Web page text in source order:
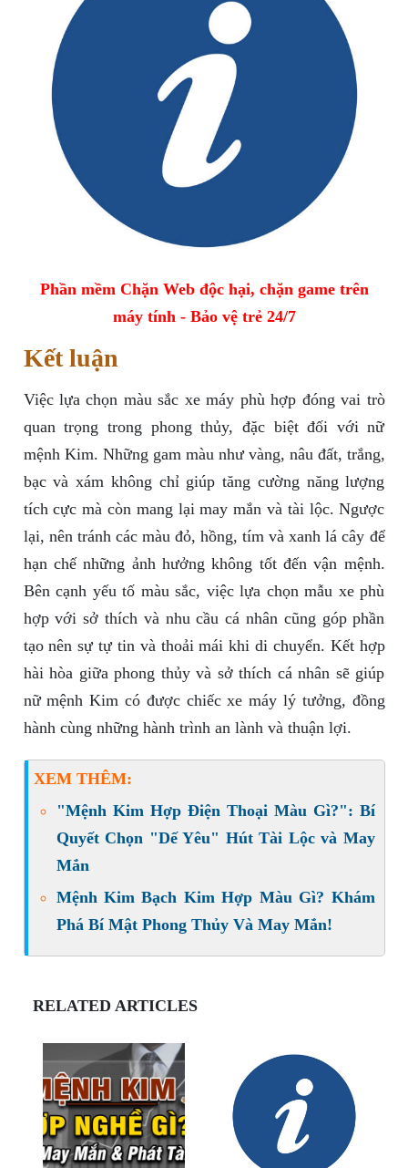
Phần mềm Chặn Web độc hại, chặn game trên
máy tính - Bảo vệ trẻ 24/7
Kết luận
Việc lựa chọn màu sắc xe máy phù hợp đóng vai trò
quan trọng trong phong thủy, đặc biệt đối với nữ
mệnh Kim. Những gam màu như vàng, nâu đất, trắng,
bạc và xám không chỉ giúp tăng cường năng lượng
tích cực mà còn mang lại may mắn và tài lộc. Ngược
lại, nên tránh các màu đỏ, hồng, tím và xanh lá cây để
hạn chế những ảnh hưởng không tốt đến vận mệnh.
Bên cạnh yếu tố màu sắc, việc lựa chọn mẫu xe phù
hợp với sở thích và nhu cầu cá nhân cũng góp phần
tạo nên sự tự tin và thoải mái khi di chuyển. Kết hợp
hài hòa giữa phong thủy và sở thích cá nhân sẽ giúp
nữ mệnh Kim có được chiếc xe máy lý tưởng, đồng
hành cùng những hành trình an lành và thuận lợi.
XEM THÊM:
"Mệnh Kim Hợp Điện Thoại Màu Gì?": Bí
Quyết Chọn "Dế Yêu" Hút Tài Lộc và May
Mắn
Mệnh Kim Bạch Kim Hợp Màu Gì? Khám
Phá Bí Mật Phong Thủy Và May Mắn!
RELATED ARTICLES